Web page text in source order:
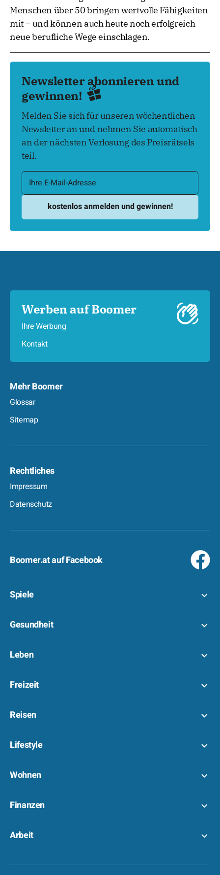
Menschen über 50 bringen wertvolle Fähigkeiten
mit – und können auch heute noch erfolgreich
neue berufliche Wege einschlagen.
Newsletter abonnieren und
gewinnen!
Melden Sie sich für unseren wöchentlichen
Newsletter an und nehmen Sie automatisch
an der nächsten Verlosung des Preisrätsels
teil.
Werben auf Boomer
Ihre Werbung
Kontakt
Mehr Boomer
Glossar
Sitemap
Rechtliches
Impressum
Datenschutz
Boomer.at auf Facebook
Spiele
Gesundheit
Leben
Freizeit
Reisen
Lifestyle
Wohnen
Finanzen
Arbeit